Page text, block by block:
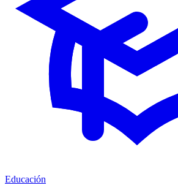
Educación